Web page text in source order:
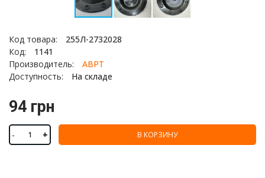
Код товара:
255Л-2732028
Код:
1141
Производитель:
АВРТ
Доступность:
На складе
94 грн
- + В КОРЗИНУ